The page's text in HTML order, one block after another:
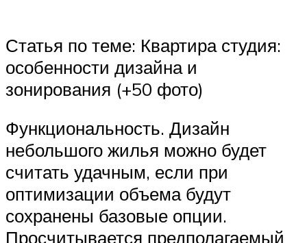
Статья по теме: Квартира студия:
особенности дизайна и
зонирования (+50 фото)
Функциональность. Дизайн
небольшого жилья можно будет
считать удачным, если при
оптимизации объема будут
сохранены базовые опции.
Просчитывается предполагаемый